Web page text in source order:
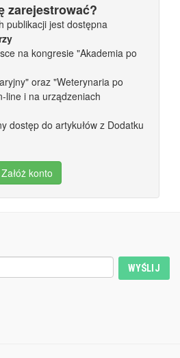
zarejestrować?
publikacji jest dostępna
na kongresie "Akademia po
oraz "Weterynaria po
line i na urządzeniach
dostęp do artykułów z Dodatku
Załóż konto
WYŚLIJ